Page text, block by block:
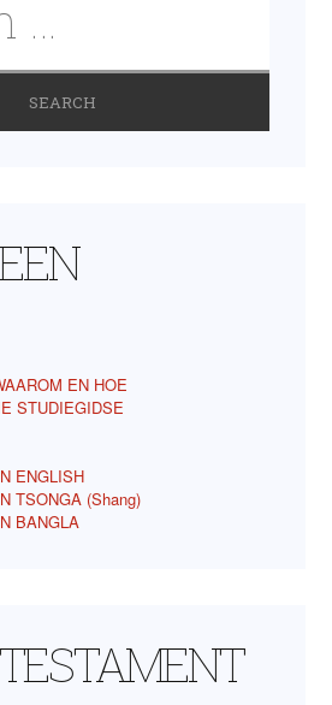
EN HOE
STUDIEGIDSE
ENGLISH
TSONGA (Shang)
BANGLA